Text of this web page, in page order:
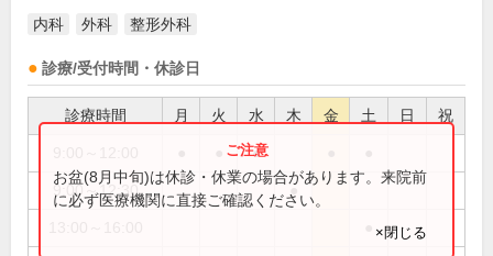
内科 外科 整形外科
診療/受付時間・休診日
診療時間 月 火 水 木 金 土 日 祝
●
9:00～12:30 ●
お盆(8月中旬)は休診・休業の場合があります。来院前
に必ず医療機関に直接ご確認ください。
×閉じる